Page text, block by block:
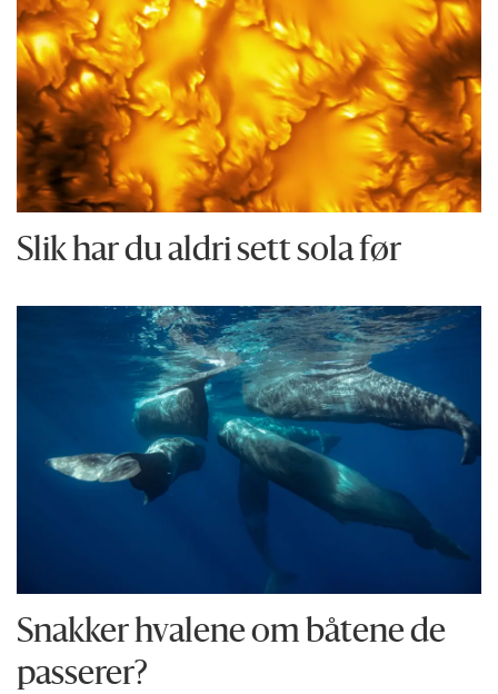
Slik har du aldri sett sola før
Snakker hvalene om båtene de
passerer?